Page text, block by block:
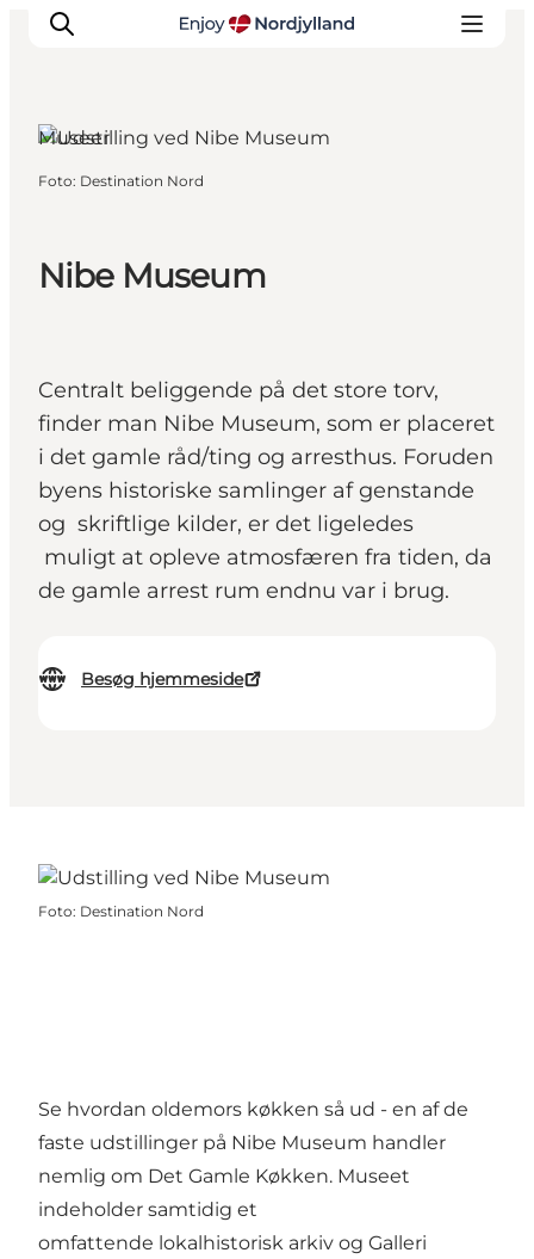
Byer og steder
Nibe Museum
Centralt beliggende på det store torv,
finder man Nibe Museum, som er placeret
i det gamle råd/ting og arresthus. Foruden
byens historiske samlinger af genstande
og skriftlige kilder, er det ligeledes
muligt at opleve atmosfæren fra tiden, da
de gamle arrest rum endnu var i brug.
Besøg hjemmeside
Museer
Foto: Destination Nord
Foto: Destination Nord
Se hvordan oldemors køkken så ud - en af de
faste udstillinger på Nibe Museum handler
nemlig om Det Gamle Køkken. Museet
indeholder samtidig et
omfattende lokalhistorisk arkiv og Galleri